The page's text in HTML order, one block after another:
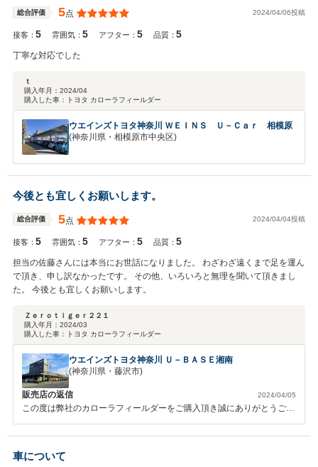
したら、いつでもご相談頂ければと思います。
総合評価 5点 2024/04/06投稿
接客：5 雰囲気：5 アフター：5 品質：5
丁寧な対応でした
ｔ
購入年月： 2024/04
購入した車：
トヨタ カローラフィールダー
ウエインズトヨタ神奈川 ＷＥＩＮＳ Ｕ－Ｃａｒ 相模原
(神奈川県・相模原市中央区)
今後とも宜しくお願いします。
総合評価 5点 2024/04/04投稿
接客：5 雰囲気：5 アフター：5 品質：5
担当の佐藤さんには本当にお世話になりました。 わざわざ遠くまで足を運ん
で頂き、申し訳なかったです。 その他、いろいろと無理を聞いて頂きまし
た。 今後とも宜しくお願いします。
Ｚｅｒｏｔｉｇｅｒ２２１
購入年月： 2024/03
購入した車：
トヨタ カローラフィールダー
ウエインズトヨタ神奈川 Ｕ－ＢＡＳＥ湘南
(神奈川県・藤沢市)
販売店の返信 2024/04/05
この度は弊社のカローラフィールダーをご購入頂き誠にありがとうござ
います。是非大切にお乗り頂ければと思います。
車について